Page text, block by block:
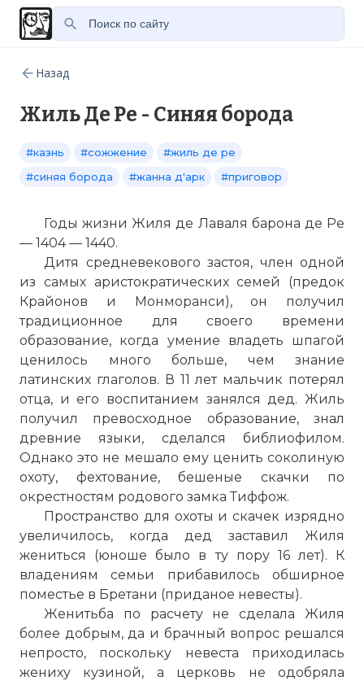
Назад
Жиль Де Ре - Синяя борода
#казнь #сожжение
#жиль де ре
#синяя борода
#жанна д'арк #приговор
Годы жизни Жиля де Лаваля барона де Ре
— 1404 — 1440.
Дитя средневекового застоя, член одной
из самых аристократических семей (предок
Крайонов и Монморанси), он получил
традиционное для своего времени
образование, когда умение владеть шпагой
ценилось много больше, чем знание
латинских глаголов. В 11 лет мальчик потерял
отца, и его воспитанием занялся дед. Жиль
получил превосходное образование, знал
древние языки, сделался библиофилом.
Однако это не мешало ему ценить соколиную
охоту, фехтование, бешеные скачки по
окрестностям родового замка Тиффож.
Пространство для охоты и скачек изрядно
увеличилось, когда дед заставил Жиля
жениться (юноше было в ту пору 16 лет). К
владениям семьи прибавилось обширное
поместье в Бретани (приданое невесты).
Женитьба по расчету не сделала Жиля
более добрым, да и брачный вопрос решался
непросто, поскольку невеста приходилась
жениху кузиной, а церковь не одобряла